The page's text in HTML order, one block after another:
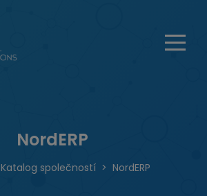
NordERP
Katalog společností NordERP